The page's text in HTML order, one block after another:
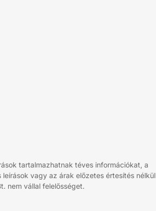
tartalmazhatnak téves információkat, a
vagy az árak előzetes értesítés nélkül
nem vállal felelősséget.